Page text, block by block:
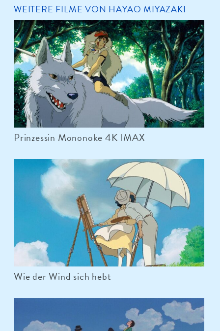
WEITERE FILME VON HAYAO MIYAZAKI
Prinzessin Mononoke 4K IMAX
Wie der Wind sich hebt